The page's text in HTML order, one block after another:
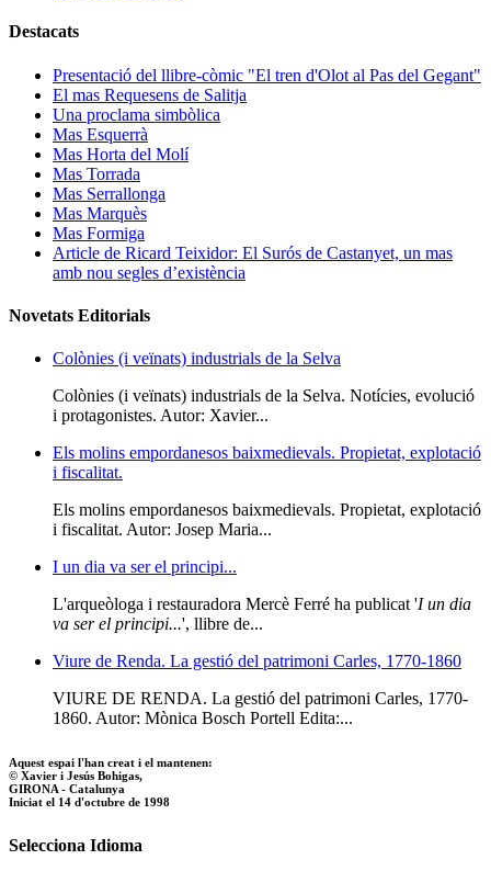
Destacats
Presentació del llibre-còmic "El tren d'Olot al Pas del Gegant"
El mas Requesens de Salitja
Una proclama simbòlica
Mas Esquerrà
Mas Horta del Molí
Mas Torrada
Mas Serrallonga
Mas Marquès
Mas Formiga
Article de Ricard Teixidor: El Surós de Castanyet, un mas
amb nou segles d’existència
Novetats Editorials
Colònies (i veïnats) industrials de la Selva
Colònies (i veïnats) industrials de la Selva. Notícies, evolució
i protagonistes. Autor: Xavier...
Els molins empordanesos baixmedievals. Propietat, explotació
i fiscalitat.
Els molins empordanesos baixmedievals. Propietat, explotació
i fiscalitat. Autor: Josep Maria...
I un dia va ser el principi...
L'arqueòloga i restauradora Mercè Ferré ha publicat 'I un dia
va ser el principi...', llibre de...
Viure de Renda. La gestió del patrimoni Carles, 1770-1860
VIURE DE RENDA. La gestió del patrimoni Carles, 1770-
1860. Autor: Mònica Bosch Portell Edita:...
Aquest espai l'han creat i el mantenen:
© Xavier i Jesús Bohigas,
GIRONA - Catalunya
Iniciat el 14 d'octubre de 1998
Selecciona Idioma